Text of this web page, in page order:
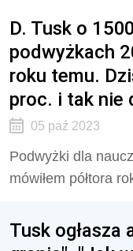
D. Tusk o
podwyżkach
roku temu.
proc. i tak nie
05 paź 2023
Podwyżki dla
mówiłem półtora
Tusk ogłasza